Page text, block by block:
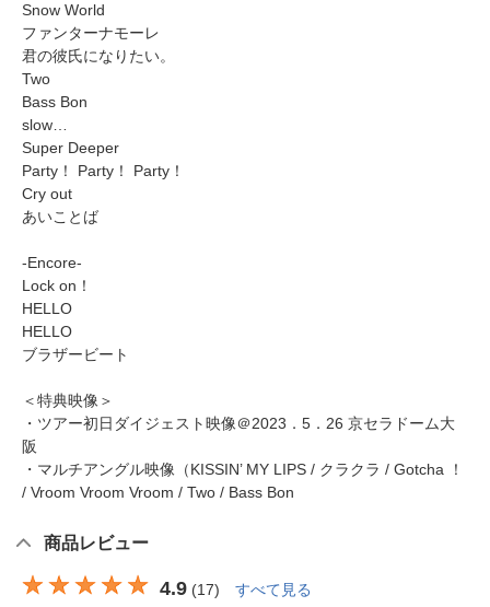
Snow World
ファンターナモーレ
君の彼氏になりたい。
Two
Bass Bon
slow…
Super Deeper
Party！ Party！ Party！
Cry out
あいことば
-Encore-
Lock on！
HELLO
HELLO
ブラザービート
＜特典映像＞
・ツアー初日ダイジェスト映像＠2023．5．26 京セラドーム大
阪
・マルチアングル映像（KISSIN’ MY LIPS / クラクラ / Gotcha ！
/ Vroom Vroom Vroom / Two / Bass Bon
商品レビュー
4.9 (17) すべて見る